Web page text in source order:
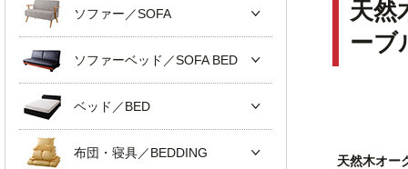
天然
ーブ
天然木オー
ソファー／SOFA
ソファーベッド／SOFA BED
ベッド／BED
布団・寝具／BEDDING